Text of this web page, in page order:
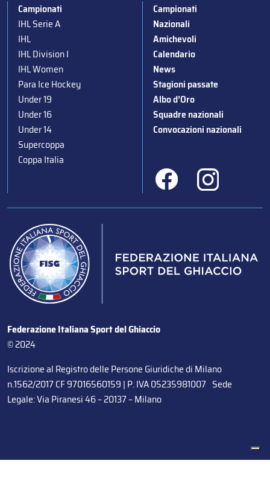
Campionati
IHL Serie A
IHL
IHL Division I
IHL Women
Para Ice Hockey
Under 19
Under 16
Under 14
Supercoppa
Coppa Italia
Campionati
Nazionali
Amichevoli
Calendario
News
Stagioni passate
Albo d’Oro
Squadre nazionali
Convocazioni nazionali
Federazione Italiana Sport del Ghiaccio
© 2024
Iscrizione al Registro delle Persone Giuridiche di Milano
n.1562/2017 CF 97016560159 | P. IVA 05235981007 Sede
Legale: Via Piranesi 46 – 20137 – Milano